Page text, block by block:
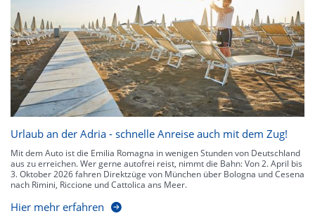
Urlaub an der Adria - schnelle Anreise auch mit dem Zug!
Mit dem Auto ist die Emilia Romagna in wenigen Stunden von Deutschland
aus zu erreichen. Wer gerne autofrei reist, nimmt die Bahn: Von 2. April bis
3. Oktober 2026 fahren Direktzüge von München über Bologna und Cesena
nach Rimini, Riccione und Cattolica ans Meer.
Hier mehr erfahren